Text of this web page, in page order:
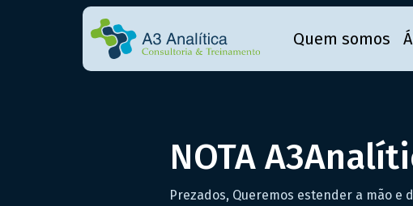
Quem somos
NOTA
Prezados, Queremos estender a mão e